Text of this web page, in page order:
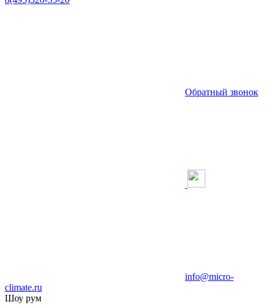
Обратный звонок
info@micro-
climate.ru
Шоу рум